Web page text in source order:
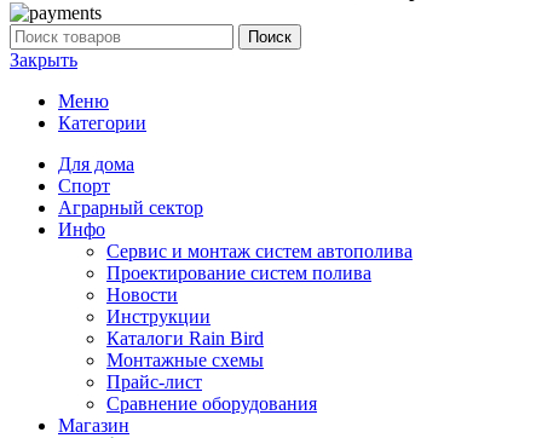
Поиск
Закрыть
Меню
Категории
Для дома
Спорт
Аграрный сектор
Инфо
Сервис и монтаж систем автополива
Проектирование систем полива
Новости
Инструкции
Каталоги Rain Bird
Монтажные схемы
Прайс-лист
Сравнение оборудования
Магазин